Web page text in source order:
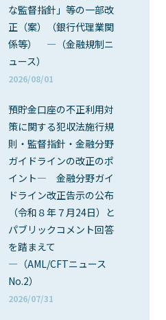
な監督指針」等の一部改
正（案）（銀行代理業関
係等） ―（金融規制ニ
ュース）
2026/08/01
預貯金口座の不正利用対
策に関する犯収法施行規
則・監督指針・金融分野
ガイドラインの改正のポ
イント― 金融分野ガイ
ドライン改正告示の公布
（令和８年７月24日）と
パブリックコメント回答
を踏まえて
―（AML/CFTニュース
No.2）
2026/07/31